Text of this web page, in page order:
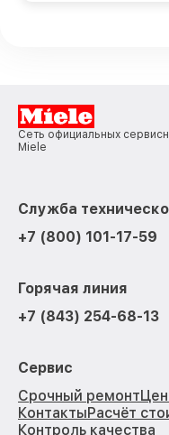
Сеть официальных
Miele
Служба
+7 (800) 101-17-59
Горячая линия
+7 (843) 254-68-13
Сервис
Срочный ремонт
КонтактыРасчёт
Контроль качества